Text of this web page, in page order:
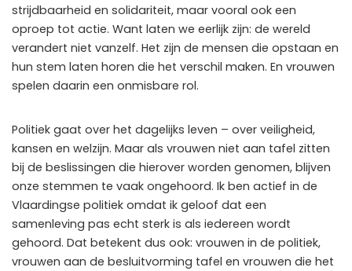
strijdbaarheid en solidariteit, maar vooral ook een
oproep tot actie. Want laten we eerlijk zijn: de wereld
verandert niet vanzelf. Het zijn de mensen die opstaan en
hun stem laten horen die het verschil maken. En vrouwen
spelen daarin een onmisbare rol.
Politiek gaat over het dagelijks leven – over veiligheid,
kansen en welzijn. Maar als vrouwen niet aan tafel zitten
bij de beslissingen die hierover worden genomen, blijven
onze stemmen te vaak ongehoord. Ik ben actief in de
Vlaardingse politiek omdat ik geloof dat een
samenleving pas echt sterk is als iedereen wordt
gehoord. Dat betekent dus ook: vrouwen in de politiek,
vrouwen aan de besluitvorming tafel en vrouwen die het